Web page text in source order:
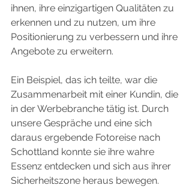
ihnen, ihre einzigartigen Qualitäten zu
erkennen und zu nutzen, um ihre
Positionierung zu verbessern und ihre
Angebote zu erweitern.
Ein Beispiel, das ich teilte, war die
Zusammenarbeit mit einer Kundin, die
in der Werbebranche tätig ist. Durch
unsere Gespräche und eine sich
daraus ergebende Fotoreise nach
Schottland konnte sie ihre wahre
Essenz entdecken und sich aus ihrer
Sicherheitszone heraus bewegen.